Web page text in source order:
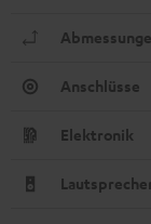
Anschlüsse
Elektronik